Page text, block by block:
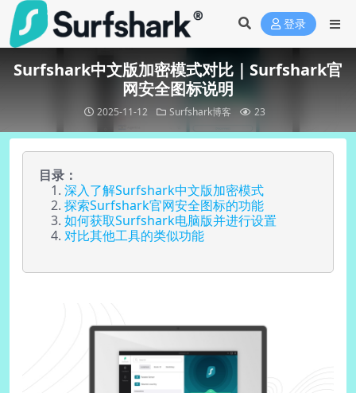
登录
Surfshark中文版加密模式对比｜Surfshark官
网安全图标说明
2025-11-12 Surfshark博客 23
目录：
深入了解Surfshark中文版加密模式
探索Surfshark官网安全图标的功能
如何获取Surfshark电脑版并进行设置
对比其他工具的类似功能